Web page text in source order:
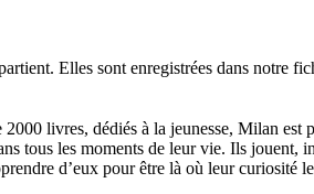
Elles sont enregistrées dans notre
livres, dédiés à la jeunesse, Milan est
tous les moments de leur vie. Ils
d’eux pour être là où leur curiosité